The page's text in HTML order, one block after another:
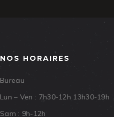
NOS HORAIRES
Bureau
Lun – Ven : 7h30-12h 13h30-19h
Sam : 9h-12h